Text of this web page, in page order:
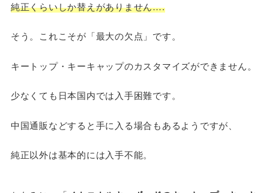
純正くらいしか替えがありません….
そう。これこそが「最大の欠点」です。
キートップ・キーキャップのカスタマイズができません。
少なくても日本国内では入手困難です。
中国通販などすると手に入る場合もあるようですが、
純正以外は基本的には入手不能。